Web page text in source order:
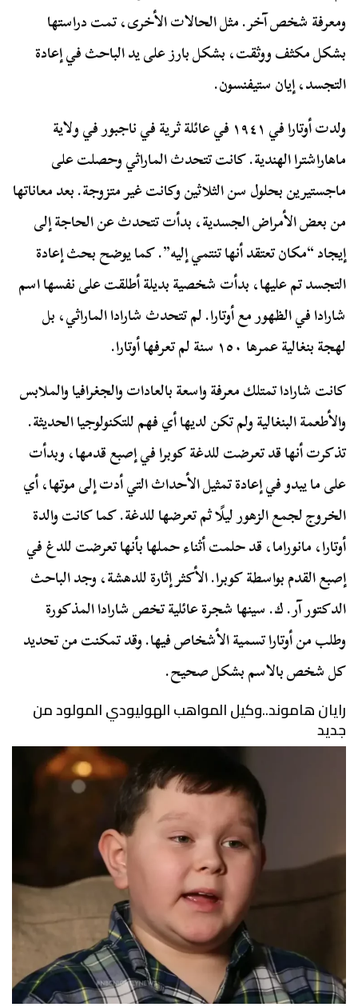
ومعرفة شخص آخر. مثل الحالات الأخرى، تمت دراستها
بشكل مكثف ووثقت، بشكل بارز على يد الباحث في إعادة
التجسد، إيان ستيفنسون.
ولدت أوتارا في ١٩٤١ في عائلة ثرية في ناجبور في ولاية
ماهاراشترا الهندية. كانت تتحدث الماراثي وحصلت على
ماجستيرين بحلول سن الثلاثين وكانت غير متزوجة. بعد معاناتها
من بعض الأمراض الجسدية، بدأت تتحدث عن الحاجة إلى
إيجاد “مكان تعتقد أنها تنتمي إليه”. كما يوضح بحث إعادة
التجسد تم عليها، بدأت شخصية بديلة أطلقت على نفسها اسم
شارادا في الظهور مع أوتارا. لم تتحدث شارادا الماراثي، بل
لهجة بنغالية عمرها ١٥٠ سنة لم تعرفها أوتارا.
كانت شارادا تمتلك معرفة واسعة بالعادات والجغرافيا والملابس
والأطعمة البنغالية ولم تكن لديها أي فهم للتكنولوجيا الحديثة.
تذكرت أنها قد تعرضت للدغة كوبرا في إصبع قدمها، وبدأت
على ما يبدو في إعادة تمثيل الأحداث التي أدت إلى موتها، أي
الخروج لجمع الزهور ليلًا ثم تعرضها للدغة. كما كانت والدة
أوتارا، مانوراما، قد حلمت أثناء حملها بأنها تعرضت للدغ في
إصبع القدم بواسطة كوبرا. الأكثر إثارة للدهشة، وجد الباحث
الدكتور آر. ك. سينها شجرة عائلية تخص شارادا المذكورة
وطلب من أوتارا تسمية الأشخاص فيها. وقد تمكنت من تحديد
كل شخص بالاسم بشكل صحيح.
رايان هاموند..وكيل المواهب الهوليودي المولود من
جديد